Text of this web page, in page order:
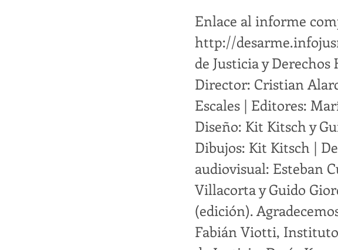
Enlace al informe
http://
de Justicia y
Director: Cristian
Escales | Editores:
Diseño: Kit Kitsch y
Dibujos: Kit Kitsch |
audiovisual: Esteban
Villacorta y Guido
(edición).
Fabián Viotti,